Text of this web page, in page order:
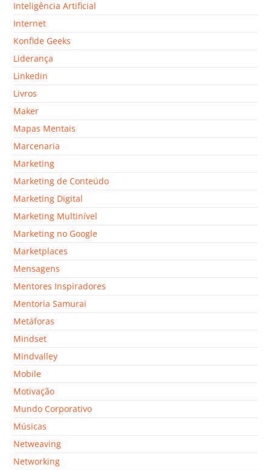
Inteligência Artificial
Internet
Konfide Geeks
Liderança
Linkedin
Livros
Maker
Mapas Mentais
Marcenaria
Marketing
Marketing de Conteúdo
Marketing Digital
Marketing Multinível
Marketing no Google
Marketplaces
Mensagens
Mentores Inspiradores
Mentoria Samurai
Metáforas
Mindset
Mindvalley
Mobile
Motivação
Mundo Corporativo
Músicas
Netweaving
Networking